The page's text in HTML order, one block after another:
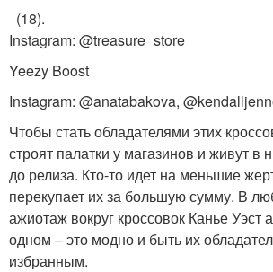
(18).
Instagram: @treasure_store
Yeezy Boost
Instagram: @anatabakova,
Чтобы стать обладателями этих
строят палатки у магазинов и живут в
до релиза. Кто-то идет на меньшие
перекупает их за большую сумму. В
ажиотаж вокруг кроссовок Канье Уэст
одном – это модно и быть их
избранным.